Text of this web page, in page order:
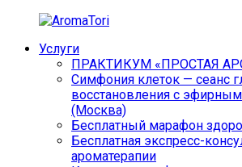
Перейти
содержимому
AromaTori
Эфирные
Услуги
ПРАКТИКУМ «ПРОСТАЯ
Симфония клеток — сеанс
восстановления с
(Москва)
Бесплатный марафон
Бесплатная экспресс-
ароматерапии